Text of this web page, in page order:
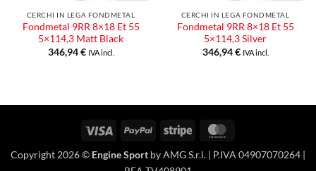
CERCHI IN LEGA FONDMETAL
Fondmetal 9RR 8×18 Et 55
5×114,3 Matt Black
346,94€ IVA incl.
CERCHI IN LEGA FONDMETAL
Fondmetal 9RR 8×18 Et 55
5×114,3 Silver
346,94€ IVA incl.
Visa PayPal Stripe
Copyright 2026 © Engine Sport by AMG S.r.l. | P.IVA 04907070264 |